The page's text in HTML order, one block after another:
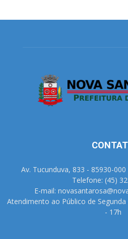
Av. Tucunduva, 833 - 85930-
Telefone: (45)
E-mail:
Atendimento ao Público de
- 17h